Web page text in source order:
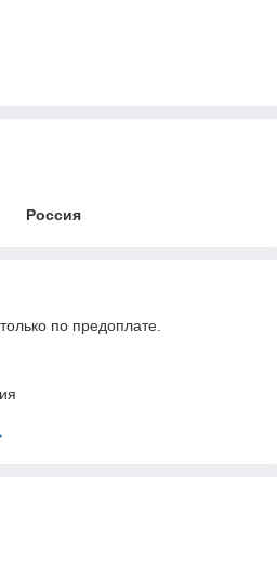
Россия
по предоплате.